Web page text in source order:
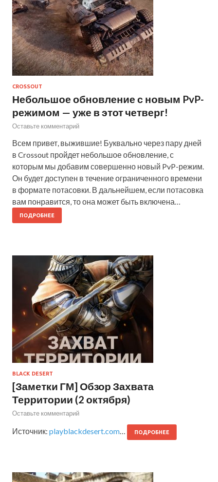
CROSSOUT
Небольшое обновление с новым PvP-
режимом — уже в этот четверг!
Оставьте комментарий
Всем привет, выжившие! Буквально через пару дней
в Crossout пройдет небольшое обновление, с
которым мы добавим совершенно новый PvP-режим.
Он будет доступен в течение ограниченного времени
в формате потасовки. В дальнейшем, если потасовка
вам понравится, то она может быть включена…
ПОДРОБНЕЕ
BLACK DESERT
[Заметки ГМ] Обзор Захвата
Территории (2 октября)
Оставьте комментарий
Источник: playblackdesert.com… ПОДРОБНЕЕ